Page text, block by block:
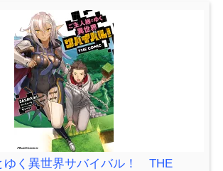
ゆく異世界サバイバル！ THE